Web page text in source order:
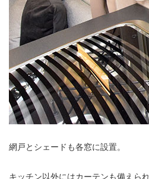
網戸とシェードも各窓に設置。
キッチン以外にはカーテンも備えら